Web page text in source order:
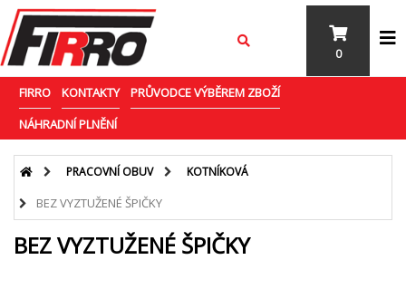
0
FIRRO KONTAKTY
PRŮVODCE VÝBĚREM ZBOŽÍ
NÁHRADNÍ PLNĚNÍ
PRACOVNÍ OBUV KOTNÍKOVÁ
BEZ VYZTUŽENÉ ŠPIČKY
BEZ VYZTUŽENÉ ŠPIČKY